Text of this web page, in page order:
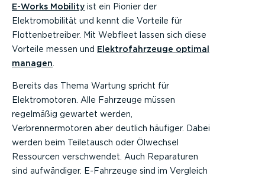
E-Works Mobility ist ein Pionier der
Elektromobilität und kennt die Vorteile für
Flottenbetreiber. Mit Webfleet lassen sich diese
Vorteile messen und Elektrofahrzeuge optimal
managen
Bereits das Thema Wartung spricht für
Elektromotoren. Alle Fahrzeuge müssen
regelmäßig gewartet werden,
Verbrennermotoren aber deutlich häufiger. Dabei
werden beim Teiletausch oder Ölwechsel
Ressourcen verschwendet. Auch Reparaturen
sind aufwändiger. E-Fahrzeuge sind im Vergleich